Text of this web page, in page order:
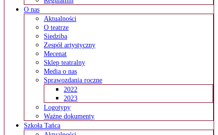
O nas
Aktualności
O teatrze
Siedziba
Zespół artystyczny
Mecenat
Sklep teatralny
Media o nas
Sprawozdania roczne
2022
2023
Logotypy
Ważne dokumenty
Szkoła Tańca